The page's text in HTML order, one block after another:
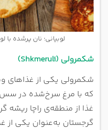
لوبیانی؛ نان پرشده با
شکمرولی (Shkmeruli)
شکمرولی یکی از غذاهای
که با مرغ سرخ‌شده در
غذا از منطقه‌ی راچا ریشه
گرجستان به‌عنوان یکی